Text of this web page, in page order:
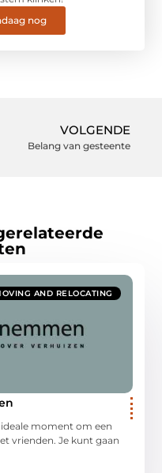
nog
VOLGENDE
Belang van gesteente
AND RELOCATING
moment om een
vrienden. Je kunt gaan